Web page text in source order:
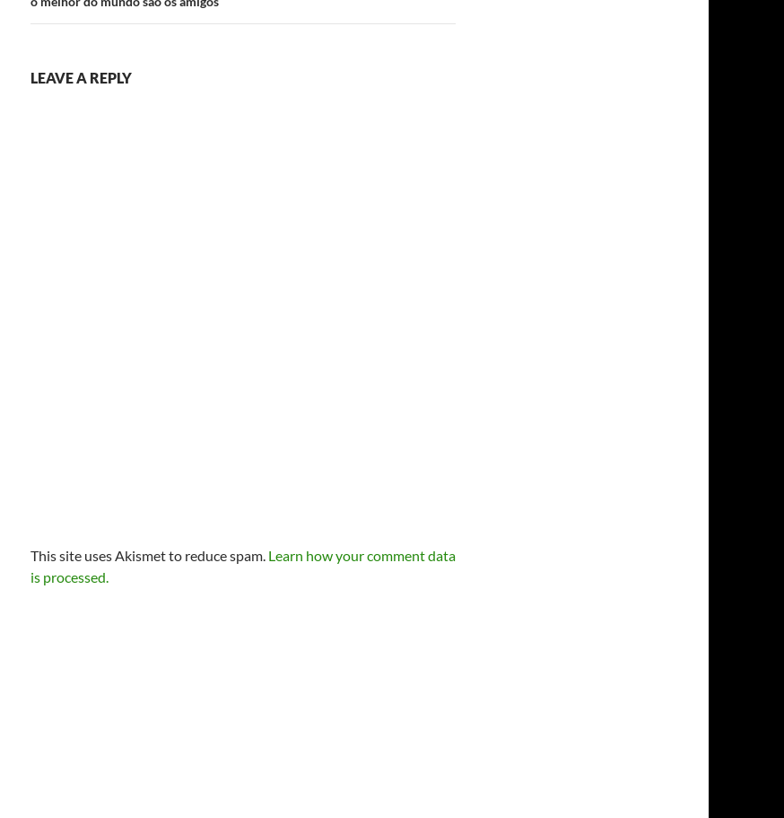
LEAVE A REPLY
This site uses Akismet to reduce spam. Learn how your comment data
is processed.